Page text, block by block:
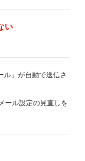
い
ル」が自動で送信さ
ール設定の見直しを